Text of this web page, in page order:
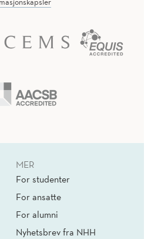
MER
For studenter
For ansatte
For alumni
Nyhetsbrev fra NHH